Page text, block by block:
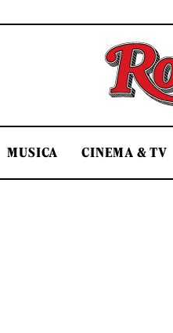
MUSICA CINEMA & TV